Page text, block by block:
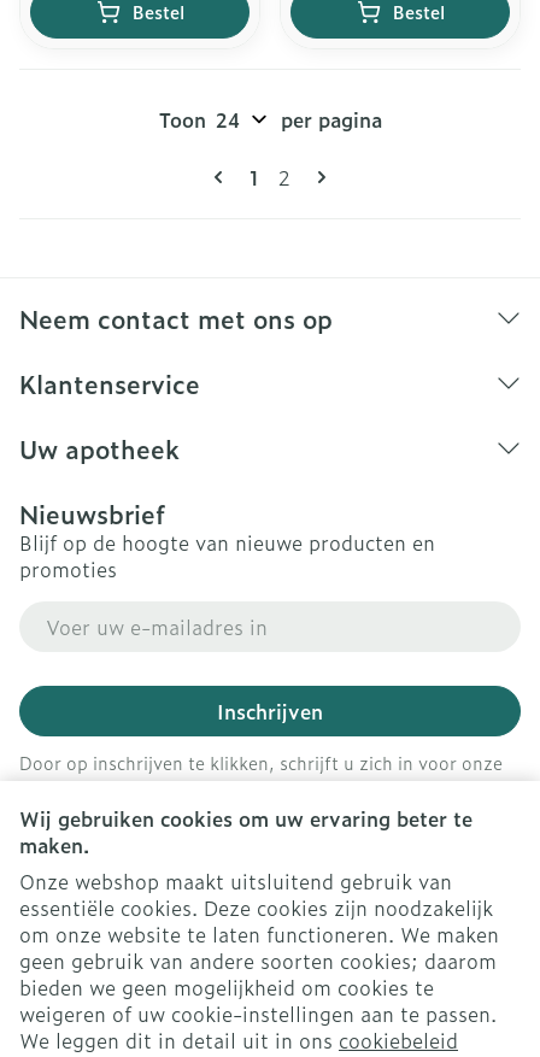
Wij gebruiken cookies om uw ervaring beter te
maken.
Onze webshop maakt uitsluitend gebruik van
essentiële cookies. Deze cookies zijn noodzakelijk
om onze website te laten functioneren. We maken
geen gebruik van andere soorten cookies; daarom
bieden we geen mogelijkheid om cookies te
weigeren of uw cookie-instellingen aan te passen.
We leggen dit in detail uit in ons cookiebeleid
Bestel Bestel
Pagina's
U lees momenteel pagina
1 Pagina
2
Toon per pagina
Neem contact met ons op
Klantenservice
Uw apotheek
Nieuwsbrief
Blijf op de hoogte van nieuwe producten en
promoties
Inschrijven
Door op inschrijven te klikken, schrijft u zich in voor onze
nieuwsbrief en gaat u akkoord met onzeprivacy policy.
Juridische links